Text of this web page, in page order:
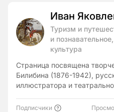
Иван
Туризм и
и
культура
Страница посвящена
Билибина (1876-1942),
иллюстратора и
Подписчики